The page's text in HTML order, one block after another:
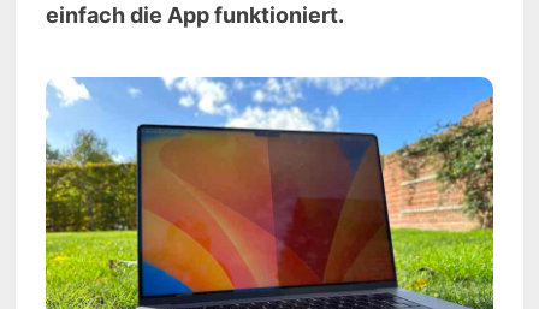
einfach die App funktioniert.